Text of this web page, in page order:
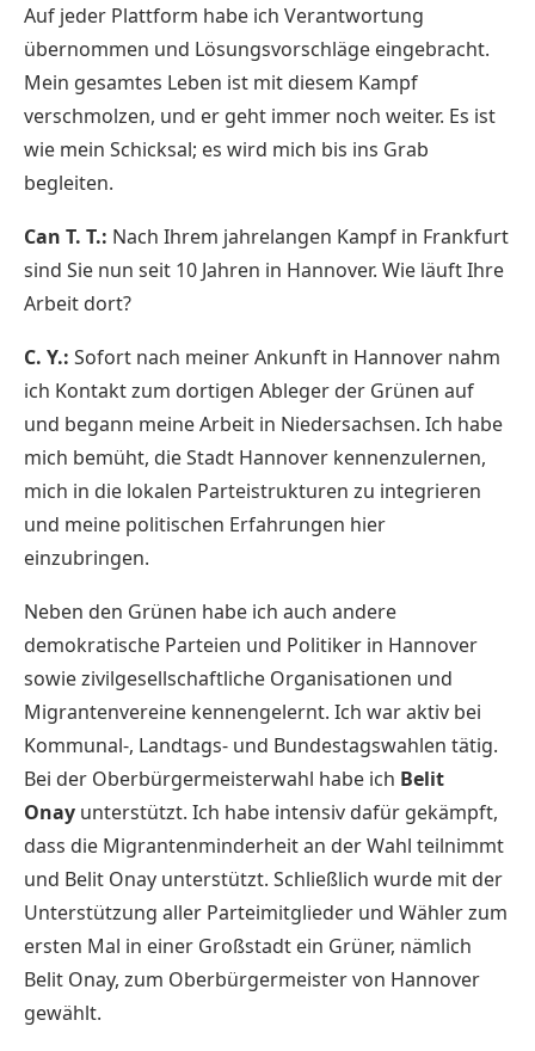
Auf jeder Plattform habe ich Verantwortung
übernommen und Lösungsvorschläge eingebracht.
Mein gesamtes Leben ist mit diesem Kampf
verschmolzen, und er geht immer noch weiter. Es ist
wie mein Schicksal; es wird mich bis ins Grab
begleiten.
Can T. T.: Nach Ihrem jahrelangen Kampf in Frankfurt
sind Sie nun seit 10 Jahren in Hannover. Wie läuft Ihre
Arbeit dort?
C. Y.: Sofort nach meiner Ankunft in Hannover nahm
ich Kontakt zum dortigen Ableger der Grünen auf
und begann meine Arbeit in Niedersachsen. Ich habe
mich bemüht, die Stadt Hannover kennenzulernen,
mich in die lokalen Parteistrukturen zu integrieren
und meine politischen Erfahrungen hier
einzubringen.
Neben den Grünen habe ich auch andere
demokratische Parteien und Politiker in Hannover
sowie zivilgesellschaftliche Organisationen und
Migrantenvereine kennengelernt. Ich war aktiv bei
Kommunal-, Landtags- und Bundestagswahlen tätig.
Bei der Oberbürgermeisterwahl habe ich Belit
Onay unterstützt. Ich habe intensiv dafür gekämpft,
dass die Migrantenminderheit an der Wahl teilnimmt
und Belit Onay unterstützt. Schließlich wurde mit der
Unterstützung aller Parteimitglieder und Wähler zum
ersten Mal in einer Großstadt ein Grüner, nämlich
Belit Onay, zum Oberbürgermeister von Hannover
gewählt.